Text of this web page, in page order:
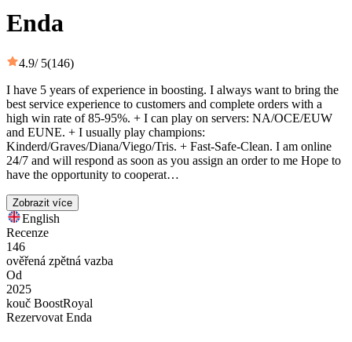
Enda
4.9/ 5(146)
I have 5 years of experience in boosting. I always want to bring the
best service experience to customers and complete orders with a
high win rate of 85-95%. + I can play on servers: NA/OCE/EUW
and EUNE. + I usually play champions:
Kinderd/Graves/Diana/Viego/Tris. + Fast-Safe-Clean. I am online
24/7 and will respond as soon as you assign an order to me Hope to
have the opportunity to cooperat…
Zobrazit více
English
Recenze
146
ověřená zpětná vazba
Od
2025
kouč BoostRoyal
Rezervovat Enda